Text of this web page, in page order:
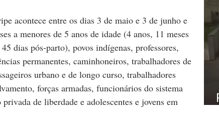
acontece entre os dias 3 de maio e 3 de junho e
a menores de 5 anos de idade (4 anos, 11 meses
dias pós-parto), povos indígenas, professores,
permanentes, caminhoneiros, trabalhadores de
urbano e de longo curso, trabalhadores
forças armadas, funcionários do sistema
de liberdade e adolescentes e jovens em